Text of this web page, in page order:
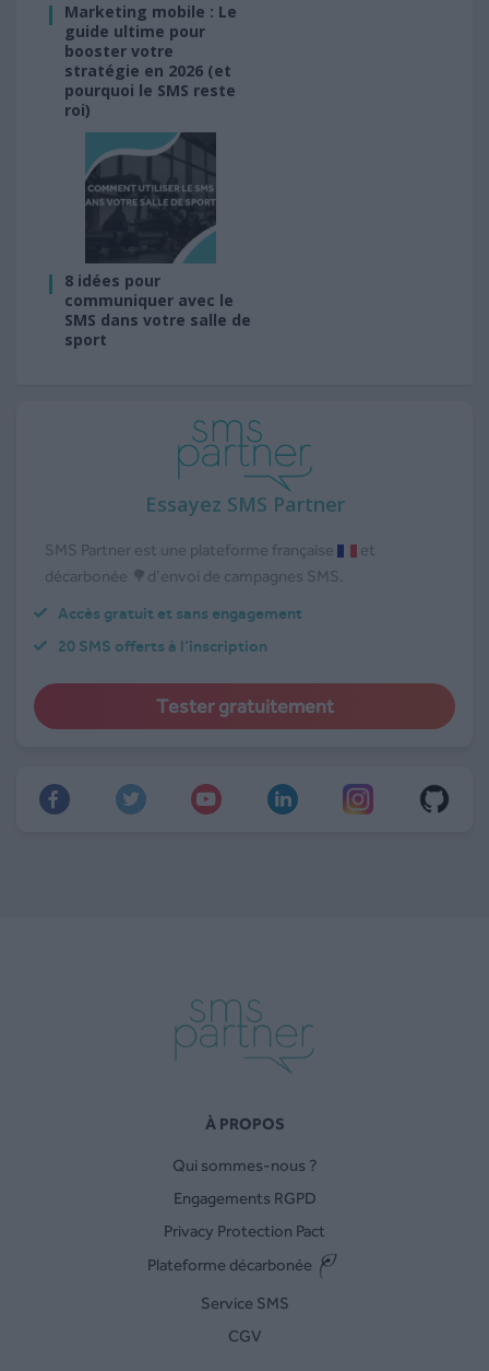
Marketing mobile : Le
guide ultime pour
booster votre
stratégie en 2026 (et
pourquoi le SMS reste
roi)
8 idées pour
communiquer avec le
SMS dans votre salle de
sport
Essayez SMS Partner
SMS Partner est une plateforme française
et
décarbonée 🌳d’envoi de campagnes SMS.
Accès gratuit et sans engagement
20 SMS offerts à l’inscription
Tester gratuitement
À PROPOS
Qui sommes-nous ?
Engagements RGPD
Privacy Protection Pact
Plateforme décarbonée
Service SMS
CGV